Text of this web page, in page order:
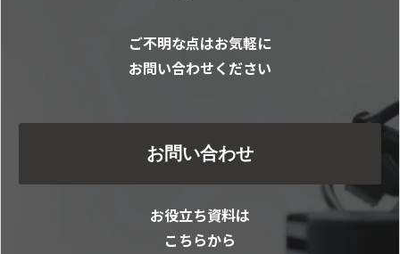
ご不明な点はお気軽に
お問い合わせください
お問い合わせ
お役立ち資料は
こちらから